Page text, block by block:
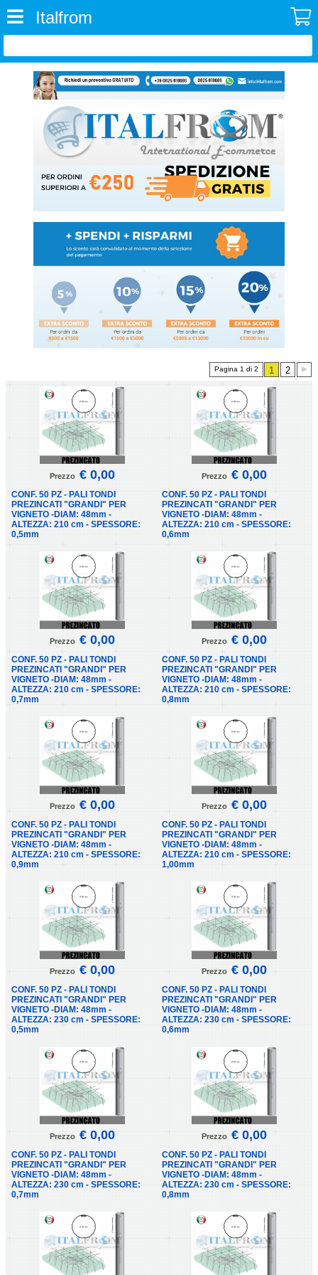
Italfrom
Pagina 1 di 2 1 2
Prezzo € 0,00
CONF. 50 PZ - PALI TONDI
PREZINCATI "GRANDI" PER
VIGNETO -DIAM: 48mm -
ALTEZZA: 210 cm - SPESSORE:
0,5mm
Prezzo € 0,00
CONF. 50 PZ - PALI TONDI
PREZINCATI "GRANDI" PER
VIGNETO -DIAM: 48mm -
ALTEZZA: 210 cm - SPESSORE:
0,6mm
Prezzo € 0,00
CONF. 50 PZ - PALI TONDI
PREZINCATI "GRANDI" PER
VIGNETO -DIAM: 48mm -
ALTEZZA: 210 cm - SPESSORE:
0,7mm
Prezzo € 0,00
CONF. 50 PZ - PALI TONDI
PREZINCATI "GRANDI" PER
VIGNETO -DIAM: 48mm -
ALTEZZA: 210 cm - SPESSORE:
0,8mm
Prezzo € 0,00
CONF. 50 PZ - PALI TONDI
PREZINCATI "GRANDI" PER
VIGNETO -DIAM: 48mm -
ALTEZZA: 210 cm - SPESSORE:
0,9mm
Prezzo € 0,00
CONF. 50 PZ - PALI TONDI
PREZINCATI "GRANDI" PER
VIGNETO -DIAM: 48mm -
ALTEZZA: 210 cm - SPESSORE:
1,00mm
Prezzo € 0,00
CONF. 50 PZ - PALI TONDI
PREZINCATI "GRANDI" PER
VIGNETO -DIAM: 48mm -
ALTEZZA: 230 cm - SPESSORE:
0,5mm
Prezzo € 0,00
CONF. 50 PZ - PALI TONDI
PREZINCATI "GRANDI" PER
VIGNETO -DIAM: 48mm -
ALTEZZA: 230 cm - SPESSORE:
0,6mm
Prezzo € 0,00
CONF. 50 PZ - PALI TONDI
PREZINCATI "GRANDI" PER
VIGNETO -DIAM: 48mm -
ALTEZZA: 230 cm - SPESSORE:
0,7mm
Prezzo € 0,00
CONF. 50 PZ - PALI TONDI
PREZINCATI "GRANDI" PER
VIGNETO -DIAM: 48mm -
ALTEZZA: 230 cm - SPESSORE:
0,8mm